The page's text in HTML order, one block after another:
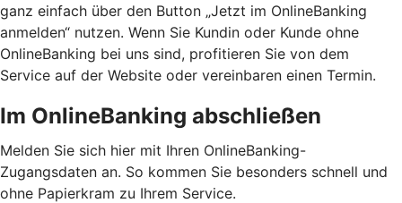
ganz einfach über den Button „Jetzt im OnlineBanking
anmelden“ nutzen. Wenn Sie Kundin oder Kunde ohne
OnlineBanking bei uns sind, profitieren Sie von dem
Service auf der Website oder vereinbaren einen Termin.
Im OnlineBanking abschließen
Melden Sie sich hier mit Ihren OnlineBanking-
Zugangsdaten an. So kommen Sie besonders schnell und
ohne Papierkram zu Ihrem Service.